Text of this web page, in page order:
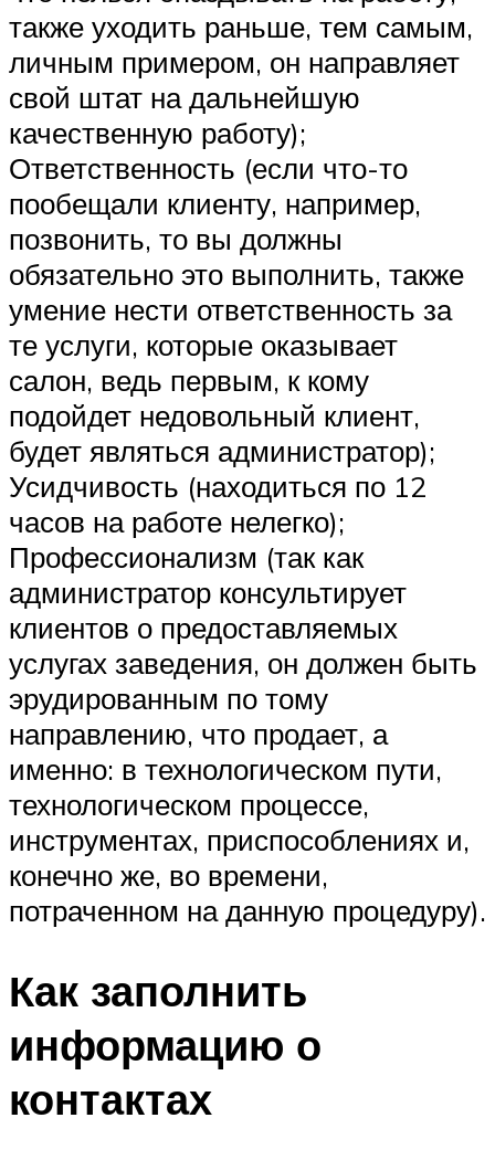
также уходить раньше, тем самым,
личным примером, он направляет
свой штат на дальнейшую
качественную работу);
Ответственность (если что-то
пообещали клиенту, например,
позвонить, то вы должны
обязательно это выполнить, также
умение нести ответственность за
те услуги, которые оказывает
салон, ведь первым, к кому
подойдет недовольный клиент,
будет являться администратор);
Усидчивость (находиться по 12
часов на работе нелегко);
Профессионализм (так как
администратор консультирует
клиентов о предоставляемых
услугах заведения, он должен быть
эрудированным по тому
направлению, что продает, а
именно: в технологическом пути,
технологическом процессе,
инструментах, приспособлениях и,
конечно же, во времени,
потраченном на данную процедуру).
Как заполнить
информацию о
контактах